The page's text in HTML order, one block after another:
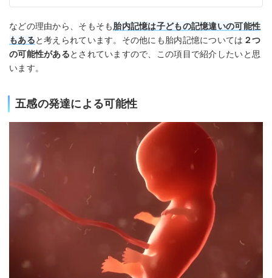
などの理由から、そもそも胎内記憶は子どもの記憶違いの可能性
もあると考えられています。その他にも胎内記憶については ２つ
の可能性があるとされていますので、この項目で紹介したいと思
います。
五感の発達による可能性